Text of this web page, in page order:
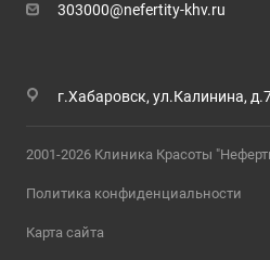
303000@nefertity-khv.ru
г.Хабаровск, ул.Калинина,
2001-2026 Клиника Красоты
Политика конфиденциальности
Карта сайта